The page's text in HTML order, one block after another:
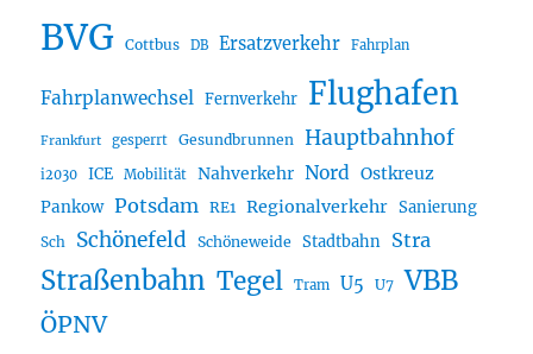
BVG Cottbus DB Ersatzverkehr Fahrplan
Fahrplanwechsel Fernverkehr Flughafen
Frankfurt gesperrt Gesundbrunnen Hauptbahnhof
i2030 ICE Mobilität Nahverkehr Nord Ostkreuz
Pankow Potsdam RE1 Regionalverkehr Sanierung
Sch Schönefeld Schöneweide Stadtbahn Stra
Straßenbahn Tegel Tram U5 U7 VBB
ÖPNV